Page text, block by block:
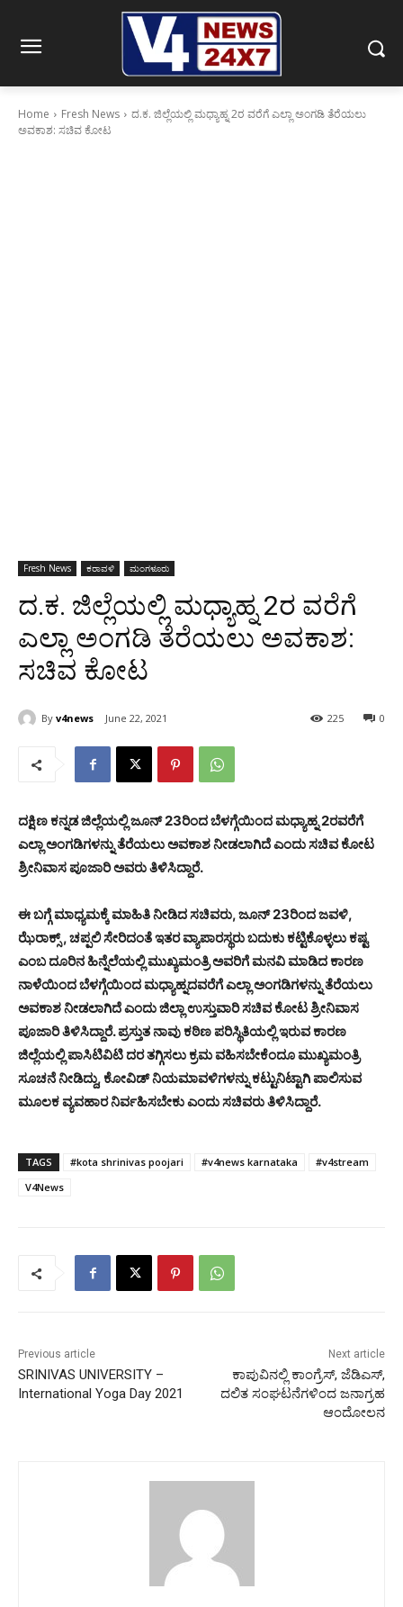
Home Fresh News
ದ.ಕ. ಜಿಲ್ಲೆಯಲ್ಲಿ ಮಧ್ಯಾಹ್ನ 2ರ ವರೆಗೆ ಎಲ್ಲಾ ಅಂಗಡಿ ತೆರೆಯಲು
ಅವಕಾಶ: ಸಚಿವ ಕೋಟ
Fresh News ಕರಾವಳಿ ಮಂಗಳೂರು
ದ.ಕ. ಜಿಲ್ಲೆಯಲ್ಲಿ ಮಧ್ಯಾಹ್ನ 2ರ ವರೆಗೆ
ಎಲ್ಲಾ ಅಂಗಡಿ ತೆರೆಯಲು ಅವಕಾಶ:
ಸಚಿವ ಕೋಟ
By v4news June 22, 2021 0
225
ದಕ್ಷಿಣ ಕನ್ನಡ ಜಿಲ್ಲೆಯಲ್ಲಿ ಜೂನ್ 23ರಿಂದ ಬೆಳಗ್ಗೆಯಿಂದ ಮಧ್ಯಾಹ್ನ 2ರವರೆಗೆ
ಎಲ್ಲಾ ಅಂಗಡಿಗಳನ್ನು ತೆರೆಯಲು ಅವಕಾಶ ನೀಡಲಾಗಿದೆ ಎಂದು ಸಚಿವ ಕೋಟ
ಶ್ರೀನಿವಾಸ ಪೂಜಾರಿ ಅವರು ತಿಳಿಸಿದ್ದಾರೆ.
ಈ ಬಗ್ಗೆ ಮಾಧ್ಯಮಕ್ಕೆ ಮಾಹಿತಿ ನೀಡಿದ ಸಚಿವರು, ಜೂನ್ 23ರಿಂದ ಜವಳಿ,
ಝೆರಾಕ್ಸ್ , ಚಪ್ಪಲಿ ಸೇರಿದಂತೆ ಇತರ ವ್ಯಾಪಾರಸ್ಥರು ಬದುಕು ಕಟ್ಟಿಕೊಳ್ಳಲು ಕಷ್ಟ
ಎಂಬ ದೂರಿನ ಹಿನ್ನೆಲೆಯಲ್ಲಿ ಮುಖ್ಯಮಂತ್ರಿ ಅವರಿಗೆ ಮನವಿ ಮಾಡಿದ ಕಾರಣ
ನಾಳೆಯಿಂದ ಬೆಳಗ್ಗೆಯಿಂದ ಮಧ್ಯಾಹ್ನದವರೆಗೆ ಎಲ್ಲಾ ಅಂಗಡಿಗಳನ್ನು ತೆರೆಯಲು
ಅವಕಾಶ ನೀಡಲಾಗಿದೆ ಎಂದು ಜಿಲ್ಲಾ ಉಸ್ತುವಾರಿ ಸಚಿವ ಕೋಟ ಶ್ರೀನಿವಾಸ
ಪೂಜಾರಿ ತಿಳಿಸಿದ್ದಾರೆ. ಪ್ರಸ್ತುತ ನಾವು ಕಠಿಣ ಪರಿಸ್ಥಿತಿಯಲ್ಲಿ ಇರುವ ಕಾರಣ
ಜಿಲ್ಲೆಯಲ್ಲಿ ಪಾಸಿಟಿವಿಟಿ ದರ ತಗ್ಗಿಸಲು ಕ್ರಮ ವಹಿಸಬೇಕೆಂದೂ ಮುಖ್ಯಮಂತ್ರಿ
ಸೂಚನೆ ನೀಡಿದ್ದು, ಕೋವಿಡ್ ನಿಯಮಾವಳಿಗಳನ್ನು ಕಟ್ಟುನಿಟ್ಟಾಗಿ ಪಾಲಿಸುವ
ಮೂಲಕ ವ್ಯವಹಾರ ನಿರ್ವಹಿಸಬೇಕು ಎಂದು ಸಚಿವರು ತಿಳಿಸಿದ್ದಾರೆ.
TAGS #kota shrinivas poojari #v4news karnataka
#v4stream
V4News
Previous article
SRINIVAS UNIVERSITY –
International Yoga Day 2021
Next article
ಕಾಪುವಿನಲ್ಲಿ ಕಾಂಗ್ರೆಸ್, ಜೆಡಿಎಸ್,
ದಲಿತ ಸಂಘಟನೆಗಳಿಂದ ಜನಾಗ್ರಹ
ಆಂದೋಲನ